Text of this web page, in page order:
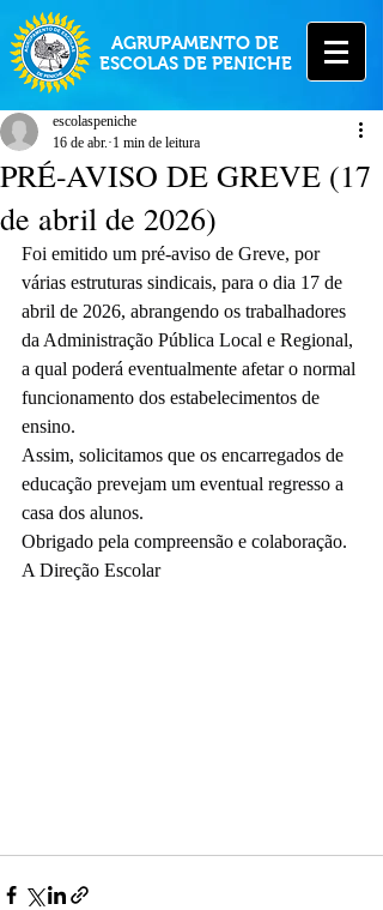
AGRUPAMENTO DE
ESCOLAS DE PENICHE
PRÉ-AVISO DE GREVE (17
de abril de 2026)
escolaspeniche
16 de abr. 1 min de leitura
Foi emitido um pré-aviso de Greve, por
várias estruturas sindicais, para o dia 17 de
abril de 2026, abrangendo os trabalhadores
da Administração Pública Local e Regional,
a qual poderá eventualmente afetar o normal
funcionamento dos estabelecimentos de
ensino.
Assim, solicitamos que os encarregados de
educação prevejam um eventual regresso a
casa dos alunos.
Obrigado pela compreensão e colaboração.
A Direção Escolar